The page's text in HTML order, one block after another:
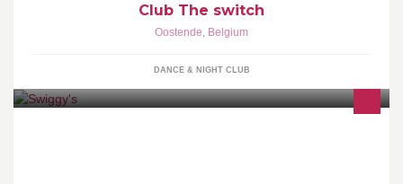
Club The switch
Oostende, Belgium
DANCE & NIGHT CLUB